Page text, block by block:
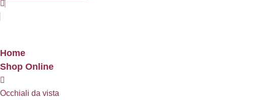
Home
Shop Online
Occhiali da vista